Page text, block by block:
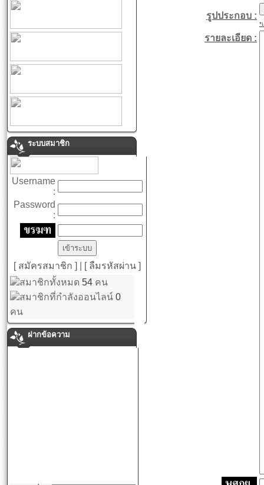
ระบบสมาชิก
Username
:
Password
:
[ สมัครสมาชิก ]
[ ลืมรหัสผ่าน ]
สมาชิกทั้งหมด 54 คน
สมาชิกที่กำลังออนไลน์ 0
คน
ฝากข้อความ
รูปประกอบ :
*
รายละเอียด :